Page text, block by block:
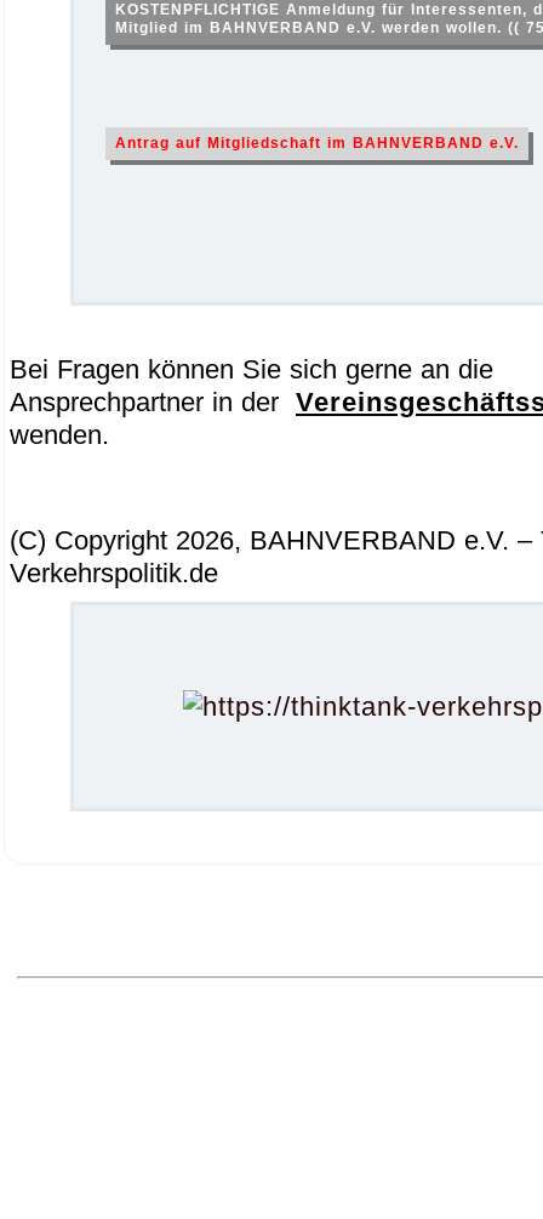
KOSTENPFLICHTIGE Anmeldung für Interessenten,
Mitglied im BAHNVERBAND e.V. werden wollen. ((
Antrag auf Mitgliedschaft im BAHNVERBAND e.V.
Bei Fragen können Sie sich gerne an die
Ansprechpartner in der
wenden.
(C) Copyright 2026, BAHNVERBAND e.V. –
Verkehrspolitik.de